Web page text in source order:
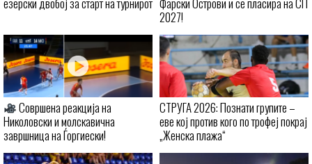
2027!
Совршена реакција на
Николовски и молскавична
завршница на Ѓоргиески!
СТРУГА 2026: Познати групите –
еве кој против кого по трофеј покрај
„Женска плажа“